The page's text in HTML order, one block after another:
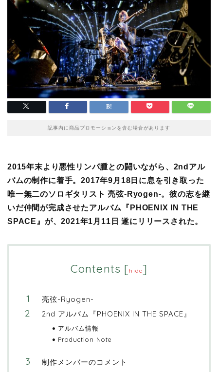
記事内に商品プロモーションを含む場合があります
2015年末より悪性リンパ腫との闘いながら、2ndアル
バムの制作に着手。2017年9月18日に息を引き取った
唯一無二のソロギタリスト 亮弦-Ryogen-。彼の志を継
いだ仲間が完成させたアルバム『PHOENIX IN THE
SPACE』が、2021年1月11日 遂にリリースされた。
Contents [hide]
亮弦-Ryogen-
2nd アルバム『PHOENIX IN THE SPACE』
アルバム情報
Production Note
制作メンバーのコメント